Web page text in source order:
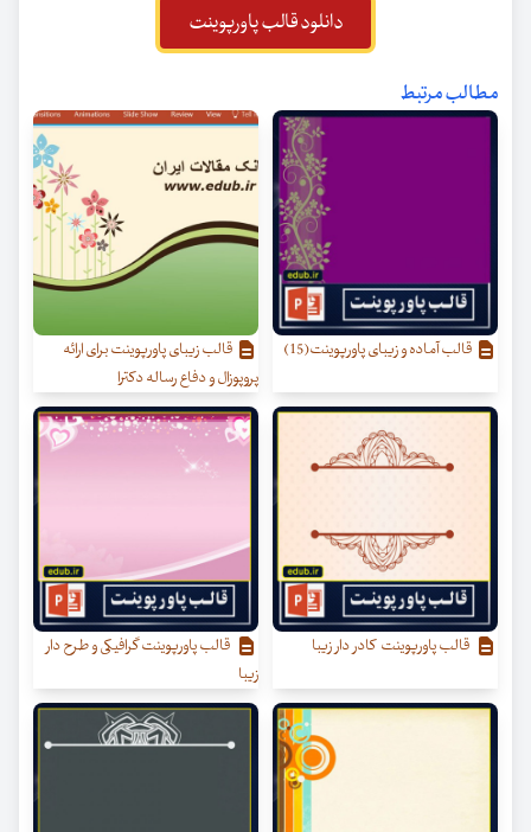
دانلود قالب پاورپوینت
مطالب مرتبط
قالب آماده و زیبای پاورپوینت(15)
قالب زیبای پاورپوینت برای ارائه
پروپوزال و دفاع رساله دکترا
قالب پاورپوینت کادر دار زیبا
قالب پاورپوینت گرافیکی و طرح دار
زیبا